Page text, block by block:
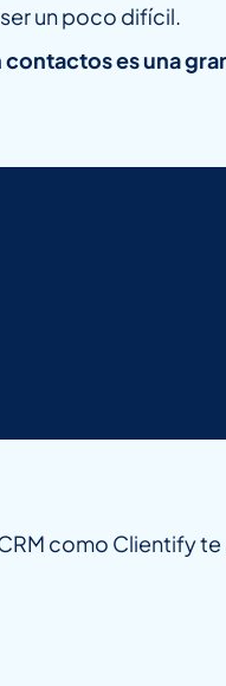
un poco difícil.
es una
como Clientify te